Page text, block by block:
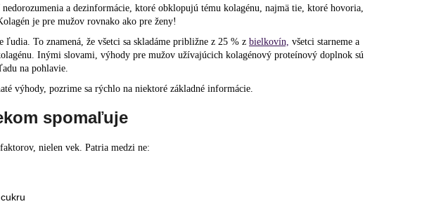
a dezinformácie, ktoré obklopujú tému kolagénu, najmä tie, ktoré hovoria,
je pre mužov rovnako ako pre ženy!
ľudia. To znamená, že všetci sa skladáme približne z 25 % z bielkovín, všetci starneme a
Inými slovami, výhody pre mužov užívajúcich kolagénový proteínový doplnok sú
na pohlavie.
výhody, pozrime sa rýchlo na niektoré základné informácie.
spomaľuje
nielen vek. Patria medzi ne: